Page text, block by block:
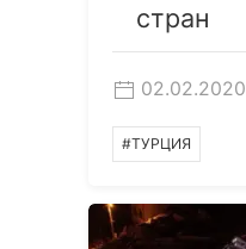
стран
02.02.2020
#ТУРЦИЯ